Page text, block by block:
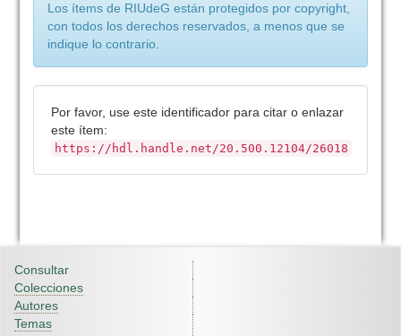
Los ítems de RIUdeG están protegidos por copyright,
con todos los derechos reservados, a menos que se
indique lo contrario.
Por favor, use este identificador para citar o enlazar
este ítem:
https://hdl.handle.net/20.500.12104/26018
Consultar
Colecciones
Autores
Temas